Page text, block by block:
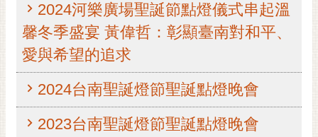
市府團隊
主題服務
市政資訊
市民互動
2024河樂廣場聖誕節點燈儀式串起溫
馨冬季盛宴 黃偉哲：彰顯臺南對和平、
愛與希望的追求
2024台南聖誕燈節聖誕點燈晚會
2023台南聖誕燈節聖誕點燈晚會